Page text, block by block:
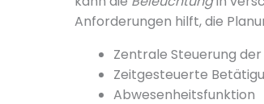
Anforderungen hilft, die
Zentrale Steuerung
Zeitgesteuerte
Abwesenheitsfunktion